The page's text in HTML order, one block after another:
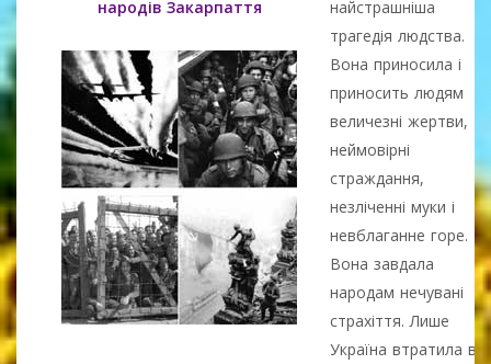
народів Закарпаття
найстрашніша
трагедія людства.
Вона приносила і
приносить людям
величезні жертви,
неймовірні
страждання,
незліченні муки і
невблаганне горе.
Вона завдала
народам нечувані
страхіття. Лише
Україна втратила в